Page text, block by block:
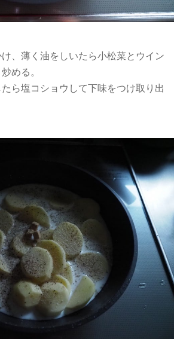
、薄く油をしいたら小松菜とウイン
める。
ら塩コショウして下味をつけ取り出